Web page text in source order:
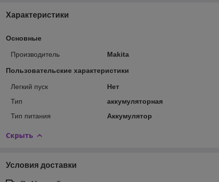
Характеристики
Основные
Производитель Makita
Пользовательские характеристики
Легкий пуск
Нет
Тип
аккумуляторная
Тип питания
Аккумулятор
Скрыть
Условия доставки